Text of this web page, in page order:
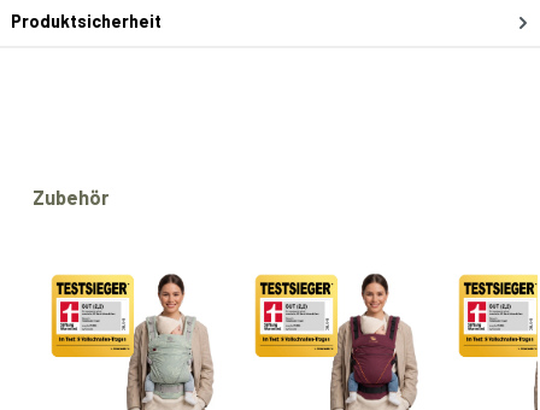
Produktsicherheit
Produktgalerie überspringen
Zubehör